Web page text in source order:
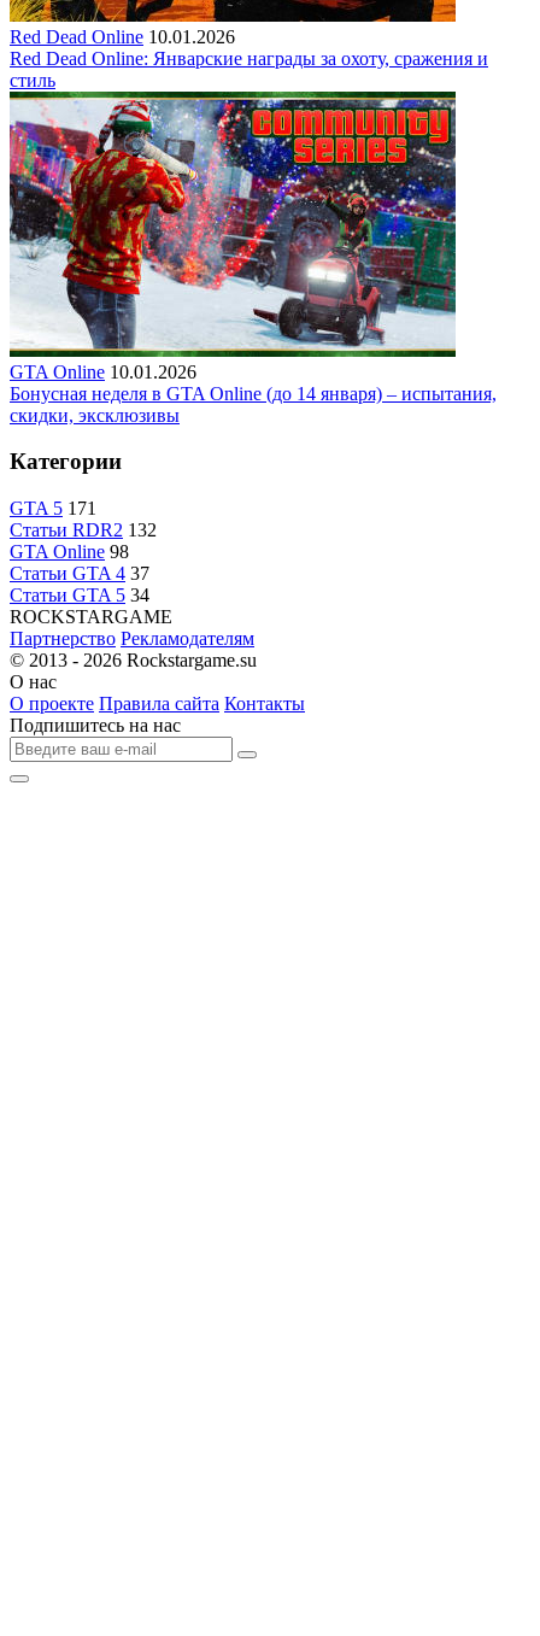
Red Dead Online 10.01.2026
Red Dead Online: Январские награды за охоту, сражения и
стиль
GTA Online 10.01.2026
Бонусная неделя в GTA Online (до 14 января) – испытания,
скидки, эксклюзивы
Категории
GTA 5 171
Статьи RDR2 132
GTA Online 98
Статьи GTA 4 37
Статьи GTA 5 34
ROCKSTARGAME
Партнерство Рекламодателям
© 2013 - 2026 Rockstargame.su
О нас
О проекте Правила сайта Контакты
Подпишитесь на нас